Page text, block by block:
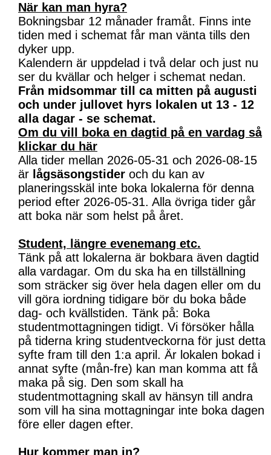
När kan man hyra?
Bokningsbar 12 månader framåt. Finns inte
tiden med i schemat får man vänta tills den
dyker upp.
Kalendern är uppdelad i två delar och just nu
ser du kvällar och helger i schemat nedan.
Från midsommar till ca mitten på augusti
och under jullovet hyrs lokalen ut 13 - 12
alla dagar - se schemat.
Om du vill boka en dagtid på en vardag så
klickar du här
Alla tider mellan 2026-05-31 och 2026-08-15
är lågsäsongstider och du kan av
planeringsskäl inte boka lokalerna för denna
period efter 2026-05-31. Alla övriga tider går
att boka när som helst på året.
Student, längre evenemang etc.
Tänk på att lokalerna är bokbara även dagtid
alla vardagar. Om du ska ha en tillställning
som sträcker sig över hela dagen eller om du
vill göra iordning tidigare bör du boka både
dag- och kvällstiden. Tänk på: Boka
studentmottagningen tidigt. Vi försöker hålla
på tiderna kring studentveckorna för just detta
syfte fram till den 1:a april. Är lokalen bokad i
annat syfte (mån-fre) kan man komma att få
maka på sig. Den som skall ha
studentmottagning skall av hänsyn till andra
som vill ha sina mottagningar inte boka dagen
före eller dagen efter.
Hur kommer man in?